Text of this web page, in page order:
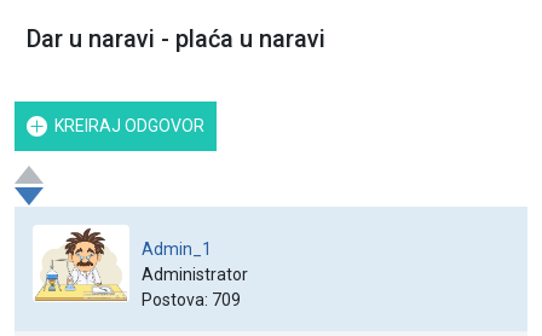
Dar u naravi - plaća u naravi
KREIRAJ ODGOVOR
Admin_1
Administrator
Postova: 709